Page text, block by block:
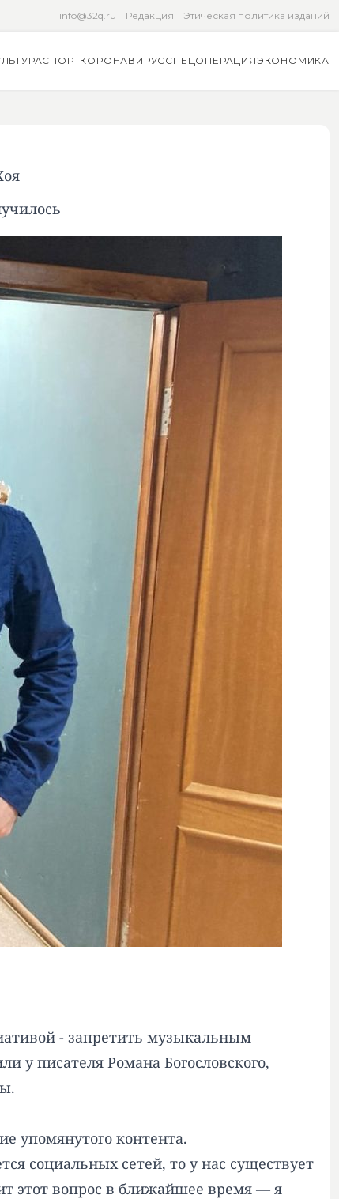
info@32q.ru Редакция Этическая политика изданий
СПОРТКОРОНАВИРУССПЕЦОПЕРАЦИЯЭКОНОМИКА
- запретить музыкальным
у писателя Романа Богословского,
упомянутого контента.
социальных сетей, то у нас существует
этот вопрос в ближайшее время — я